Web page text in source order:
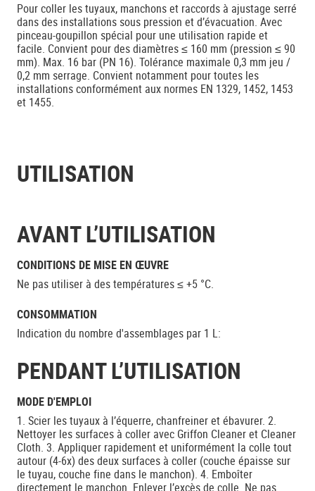
Pour coller les tuyaux, manchons et raccords à ajustage serré
dans des installations sous pression et d’évacuation. Avec
pinceau-goupillon spécial pour une utilisation rapide et
facile. Convient pour des diamètres ≤ 160 mm (pression ≤ 90
mm). Max. 16 bar (PN 16). Tolérance maximale 0,3 mm jeu /
0,2 mm serrage. Convient notamment pour toutes les
installations conformément aux normes EN 1329, 1452, 1453
et 1455.
UTILISATION
AVANT L’UTILISATION
CONDITIONS DE MISE EN ŒUVRE
Ne pas utiliser à des températures ≤ +5 °C.
CONSOMMATION
Indication du nombre d'assemblages par 1 L:
PENDANT L’UTILISATION
MODE D'EMPLOI
1. Scier les tuyaux à l’équerre, chanfreiner et ébavurer. 2.
Nettoyer les surfaces à coller avec Griffon Cleaner et Cleaner
Cloth. 3. Appliquer rapidement et uniformément la colle tout
autour (4-6x) des deux surfaces à coller (couche épaisse sur
le tuyau, couche fine dans le manchon). 4. Emboîter
directement le manchon. Enlever l’excès de colle. Ne pas